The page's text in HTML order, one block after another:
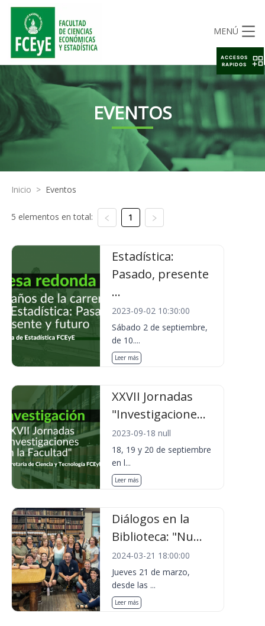
MENÚ
EVENTOS
Inicio > Eventos
5 elementos en total: 1
Estadística:
Pasado, presente
...
2023-09-02 10:30:00
Sábado 2 de septiembre,
de 10....
Leer más
XXVII Jornadas
"Investigacione...
2023-09-18 null
18, 19 y 20 de septiembre
en l...
Leer más
Diálogos en la
Biblioteca: "Nu...
2024-03-21 18:00:00
Jueves 21 de marzo,
desde las ...
Leer más
ACCESOS
RAPIDOS